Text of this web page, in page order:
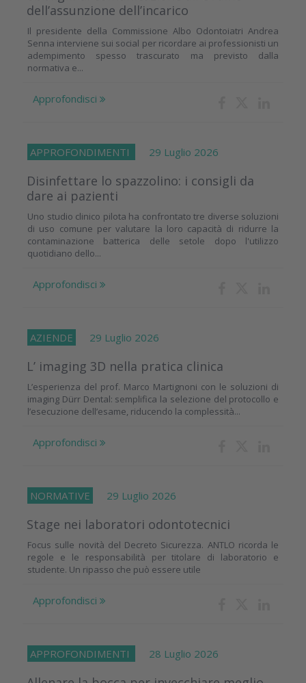
dell’assunzione dell’incarico
Il presidente della Commissione Albo Odontoiatri Andrea
Senna interviene sui social per ricordare ai professionisti un
adempimento spesso trascurato ma previsto dalla
normativa e...
Approfondisci
APPROFONDIMENTI 29 Luglio 2026
Disinfettare lo spazzolino: i consigli da
dare ai pazienti
Uno studio clinico pilota ha confrontato tre diverse soluzioni
di uso comune per valutare la loro capacità di ridurre la
contaminazione batterica delle setole dopo l'utilizzo
quotidiano dello...
Approfondisci
AZIENDE 29 Luglio 2026
L’ imaging 3D nella pratica clinica
L’esperienza del prof. Marco Martignoni con le soluzioni di
imaging Dürr Dental: semplifica la selezione del protocollo e
l’esecuzione dell’esame, riducendo la complessità...
Approfondisci
NORMATIVE 29 Luglio 2026
Stage nei laboratori odontotecnici
Focus sulle novità del Decreto Sicurezza. ANTLO ricorda le
regole e le responsabilità per titolare di laboratorio e
studente. Un ripasso che può essere utile
Approfondisci
APPROFONDIMENTI 28 Luglio 2026